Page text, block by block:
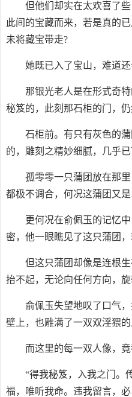
但他们却实在太欢喜了
此间的宝藏而来，若是真的
未将藏宝带走?
她既已入了宝山，难道
那银光老人是在形式奇
秘笈的，此刻那石柜的门，仍
石柜前。有只有灰色的
的，雕刻之精妙细腻，几乎已
孤零零一只蒲团放在那
都极不调合，何况这蒲团又是
更何况在俞佩玉的记忆
密，他一眼瞧见了这只蒲团，
但这只蒲团却像是连根
抬不起，无论向任何方向，旋
俞佩玉失望地叹了口气
壁上，也雕满了一双双淫猥的
而这里的每一双人像，
“得我秘笈，入我之门。
福，唯听我命。违我留言，